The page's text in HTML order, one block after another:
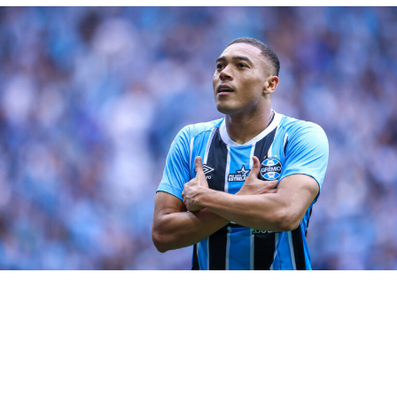
Renato deve permanecer no
comando técnico
Quanto à comissão técnica, penso que ela deva ser
mantida. Entre erros e acertos o saldo da temporada é
positivo. Foi mantida a hegemonia do futebol gaúcho, de
três clássicos dois foram vencidos, a equipe foi
semifinalista da Copa do Brasil e está no G4 do
Brasileirão. Tudo isso com um time montado em dois
meses, sem contar que o clube subiu da Série B. Diante
disso, não há motivos para troca no comando do
vestiário.